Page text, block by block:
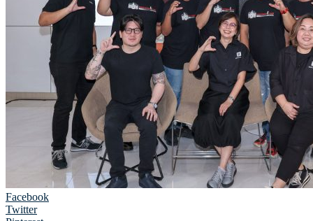
Facebook
Twitter